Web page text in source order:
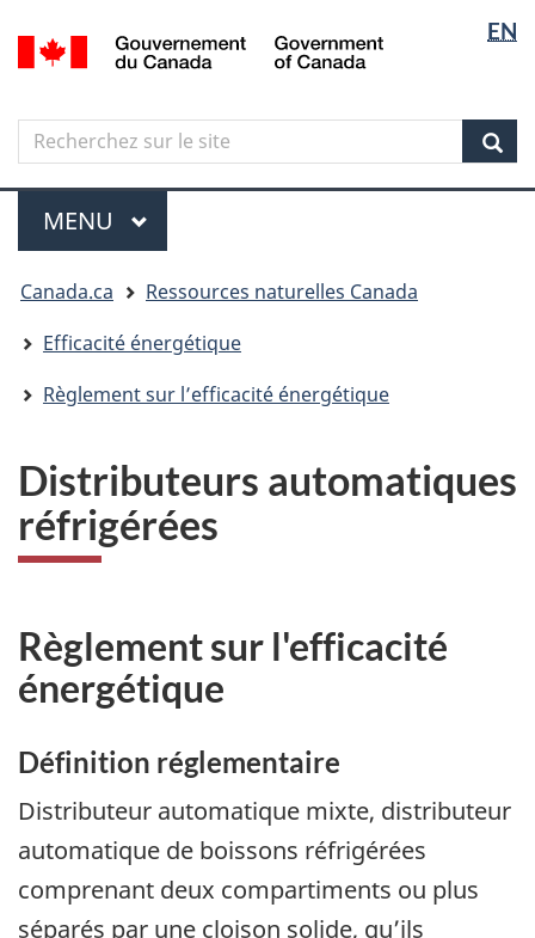
Aller
au
principal
Skip
to
government"
Passer
à
version
simplifiée
langue
EN
Canada
Search
Recherchez
sur
le
site
Menu
MENU PRINCIPAL
êtes
ici
Canada.ca
Ressources naturelles Canada
Efficacité énergétique
Règlement sur l’efficacité énergétique
Distributeurs automatiques
réfrigérées
Règlement sur l'efficacité
énergétique
Définition réglementaire
Distributeur automatique mixte, distributeur
automatique de boissons réfrigérées
comprenant deux compartiments ou plus
séparés par une cloison solide, qu’ils